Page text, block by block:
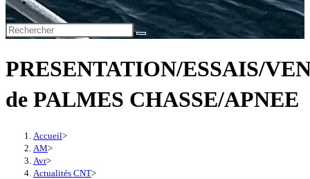
website
search
PRESENTATION/ESSAIS/
de PALMES CHASSE/APNEE
Accueil>
AM>
Avr>
Actualités CNT>